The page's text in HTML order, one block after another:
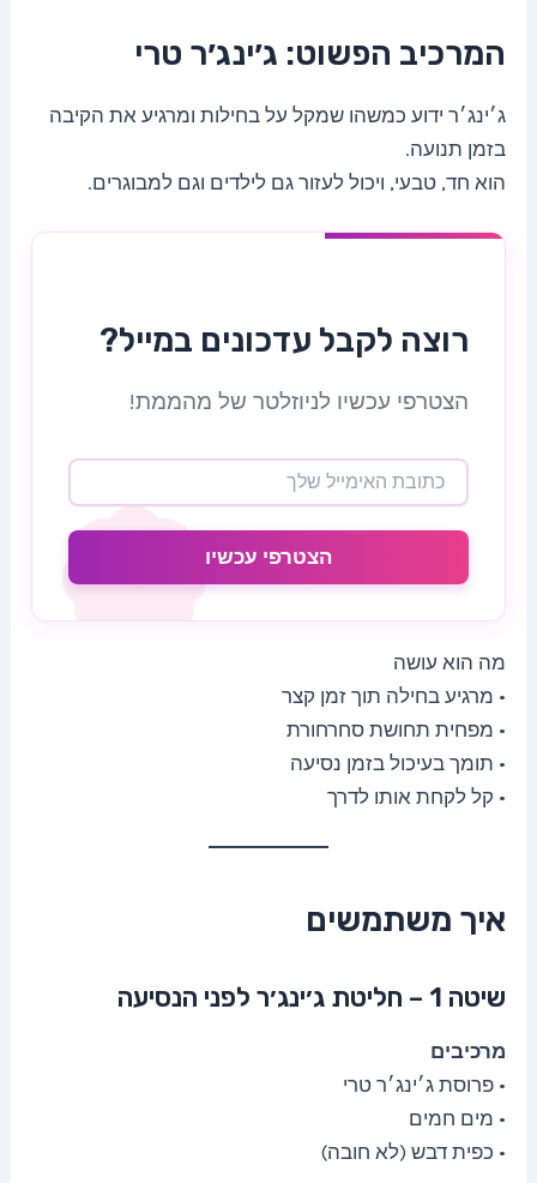
המרכיב הפשוט: ג׳ינג׳ר טרי
ג׳ינג׳ר ידוע כמשהו שמקל על בחילות ומרגיע את הקיבה
בזמן תנועה.
הוא חד, טבעי, ויכול לעזור גם לילדים וגם למבוגרים.
רוצה לקבל עדכונים במייל?
הצטרפי עכשיו לניוזלטר של מהממת!
הצטרפי עכשיו
מה הוא עושה
• מרגיע בחילה תוך זמן קצר
• מפחית תחושת סחרחורת
• תומך בעיכול בזמן נסיעה
• קל לקחת אותו לדרך
איך משתמשים
שיטה 1 – חליטת ג׳ינג׳ר לפני הנסיעה
מרכיבים
• פרוסת ג׳ינג׳ר טרי
• מים חמים
• כפית דבש (לא חובה)